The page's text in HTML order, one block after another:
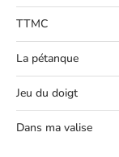
TTMC
La pétanque
Jeu du doigt
Dans ma valise